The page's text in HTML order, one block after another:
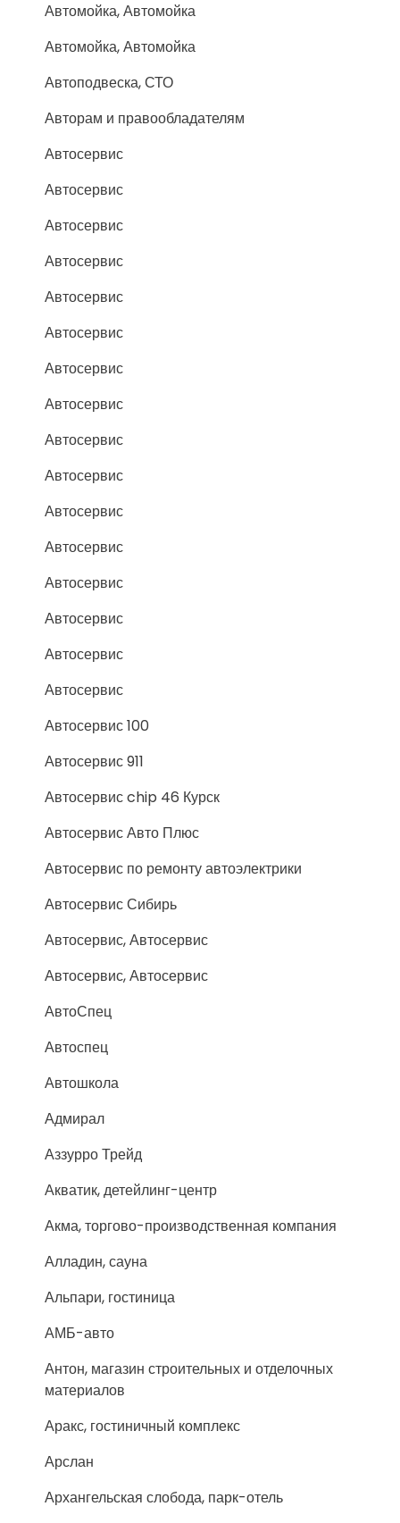
Автомойка, Автомойка
Автомойка, Автомойка
Автоподвеска, СТО
Авторам и правообладателям
Автосервис
Автосервис
Автосервис
Автосервис
Автосервис
Автосервис
Автосервис
Автосервис
Автосервис
Автосервис
Автосервис
Автосервис
Автосервис
Автосервис
Автосервис
Автосервис
Автосервис 100
Автосервис 911
Автосервис chip 46 Курск
Автосервис Авто Плюс
Автосервис по ремонту автоэлектрики
Автосервис Сибирь
Автосервис, Автосервис
Автосервис, Автосервис
АвтоСпец
Автоспец
Автошкола
Адмирал
Аззурро Трейд
Акватик, детейлинг-центр
Акма, торгово-производственная компания
Алладин, сауна
Альпари, гостиница
АМБ-авто
Антон, магазин строительных и отделочных
материалов
Аракс, гостиничный комплекс
Арслан
Архангельская слобода, парк-отель